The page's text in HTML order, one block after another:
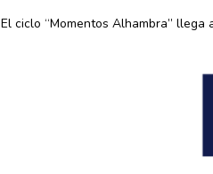
El ciclo “Momentos Alhambra” llega